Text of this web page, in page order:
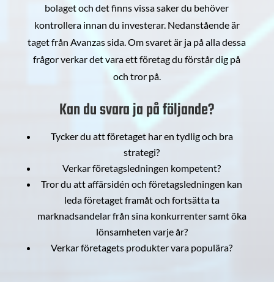
bolaget och det finns vissa saker du behöver
kontrollera innan du investerar. Nedanstående är
taget från Avanzas sida. Om svaret är ja på alla dessa
frågor verkar det vara ett företag du förstår dig på
och tror på.
Kan du svara ja på följande?
Tycker du att företaget har en tydlig och bra
strategi?
Verkar företagsledningen kompetent?
Tror du att affärsidén och företagsledningen kan
leda företaget framåt och fortsätta ta
marknadsandelar från sina konkurrenter samt öka
lönsamheten varje år?
Verkar företagets produkter vara populära?